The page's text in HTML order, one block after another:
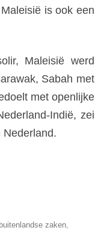
is ook een
Maleisië werd
Sabah met
met openlijke
Indië, zei
Nederland.
zaken,